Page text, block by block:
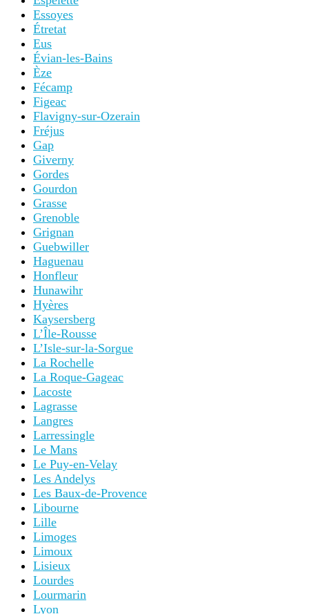
Essoyes
Étretat
Eus
Évian-les-Bains
Èze
Fécamp
Figeac
Flavigny-sur-Ozerain
Fréjus
Gap
Giverny
Gordes
Gourdon
Grasse
Grenoble
Grignan
Guebwiller
Haguenau
Honfleur
Hunawihr
Hyères
Kaysersberg
L’Île-Rousse
L’Isle-sur-la-Sorgue
La Rochelle
La Roque-Gageac
Lacoste
Lagrasse
Langres
Larressingle
Le Mans
Le Puy-en-Velay
Les Andelys
Les Baux-de-Provence
Libourne
Lille
Limoges
Limoux
Lisieux
Lourdes
Lourmarin
Lyon